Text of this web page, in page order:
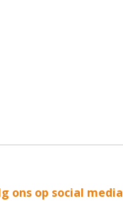
ons op social media